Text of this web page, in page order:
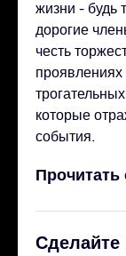
жизни - будь
дорогие
честь
которые
события.
Сделайте